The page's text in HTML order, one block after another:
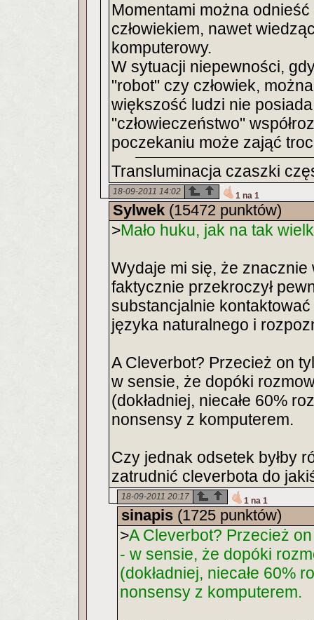
Momentami można
człowiekiem, nawet
komputerowy.
W sytuacji niepewności,
"robot" czy człowiek,
większość ludzi nie
"człowieczeństwo"
poczekaniu może zająć
Transluminacja czaszki
18-09-2011 14:02 1 na 1
Sylwek (15472 punktów)
>Mało huku, jak na tak
Wydaje mi się, że znacznie
faktycznie przekroczył
substancjalnie
języka naturalnego i
A Cleverbot? Przecież on
w sensie, że dopóki
(dokładniej, niecałe 60%
nonsensy z komputerem.
Czy jednak odsetek byłby
zatrudnić cleverbota do
18-09-2011 20:17 1 na 1
sinapis (1725 punktów)
>A Cleverbot? Przecież
- w sensie, że dopóki
(dokładniej, niecałe 60%
nonsensy z komputerem.